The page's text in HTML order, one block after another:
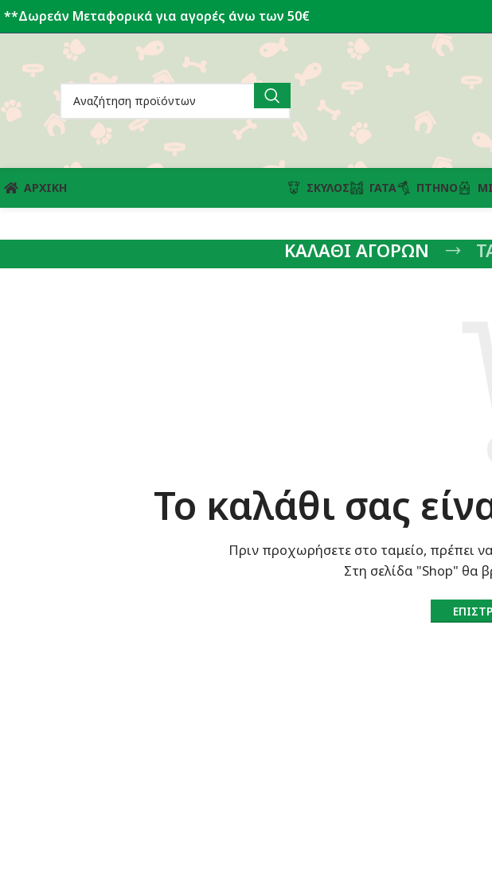
**Δωρεάν Μεταφορικά για αγορές άνω των 50€
ΑΡΧΙΚΗ ΣΚΎΛΟΣ ΓΆΤΑ ΠΤΗΝΌ
ΚΑΛΑΘΙ ΑΓΟΡΩΝ
Το καλάθι σας
Πριν προχωρήσετε στο ταμείο, πρέπει
Στη σελίδα "Shop" θα